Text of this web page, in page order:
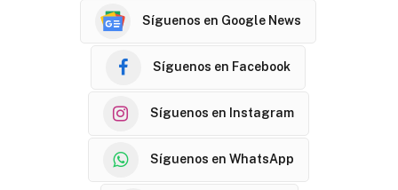
Síguenos en Google News
Síguenos en Facebook
Síguenos en Instagram
Síguenos en WhatsApp